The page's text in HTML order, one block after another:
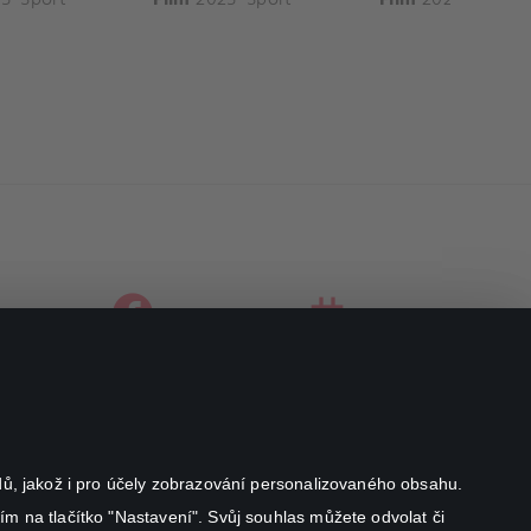
jakož i pro účely zobrazování personalizovaného obsahu.
na tlačítko "Nastavení". Svůj souhlas můžete odvolat či
facebookinstagram